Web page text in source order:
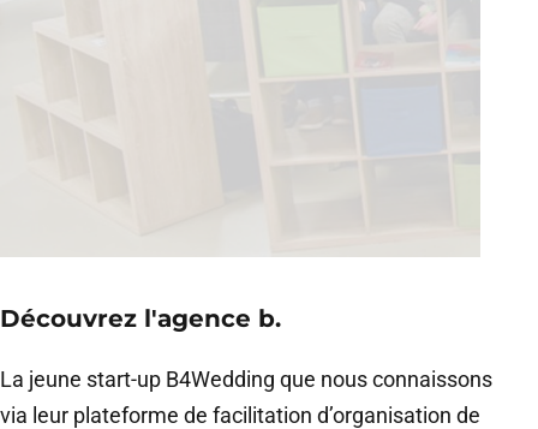
Découvrez l'agence b.
La jeune start-up B4Wedding que nous connaissons
via leur plateforme de facilitation d’organisation de